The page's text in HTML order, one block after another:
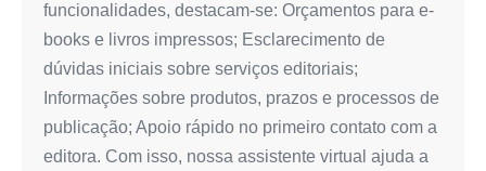
funcionalidades, destacam-se: Orçamentos para e-
books e livros impressos; Esclarecimento de
dúvidas iniciais sobre serviços editoriais;
Informações sobre produtos, prazos e processos de
publicação; Apoio rápido no primeiro contato com a
editora. Com isso, nossa assistente virtual ajuda a